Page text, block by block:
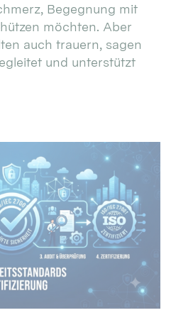
Begegnung mit
möchten. Aber
auch trauern, sagen
und unterstützt